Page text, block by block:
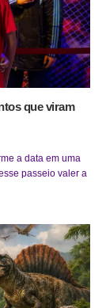
que viram
a data em uma
passeio valer a